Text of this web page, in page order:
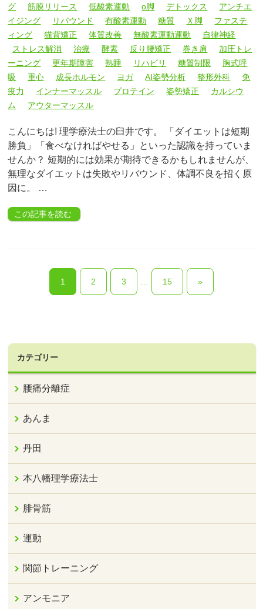
グ 筋膜リリース 低酸素運動 o脚 デトックス
アンチエ
イジング
リバウンド 有酸素運動 糖質 Ｘ脚
ファステ
ィング
猫背矯正 体質改善 無酸素運動運動
自律神経
ストレス解消
治療 酵素 反り腰矯正 巻き肩
加圧トレ
ーニング
更年期障害 熟睡 リハビリ 糖質制限
胸式呼
吸
重心 成長ホルモン ヨガ AI姿勢分析 整形外科
免
疫力
インナーマッスル プロテイン 姿勢矯正
カルシウ
ム
アウターマッスル
こんにちは! 理学療法士の臼井です。 「ダイエットは短期
勝負」「食べなければやせる」といった認識を持っていま
せんか？ 短期的には効果が期待できるかもしれませんが、
無理なダイエットは失敗やリバウンド、体調不良を招く原
因に。 …
この記事を読む
1 2 3 … 15 »
カテゴリー
腰痛分離症
あんま
丹田
本八幡理学療法士
腓骨筋
運動
関節トレーニング
アンモニア